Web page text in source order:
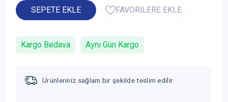
SEPETE EKLE FAVORİLERE EKLE
Kargo Bedava Aynı Gün Kargo
Ürünleriniz sağlam bir şekilde teslim edilir